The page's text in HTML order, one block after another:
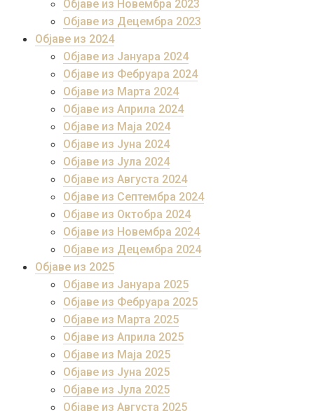
Објаве из Новембра 2023
Објаве из Децембра 2023
Објаве из 2024
Објаве из Јануара 2024
Објаве из Фебруара 2024
Објаве из Марта 2024
Објаве из Априла 2024
Објаве из Маја 2024
Објаве из Јуна 2024
Објаве из Јула 2024
Објаве из Августа 2024
Објаве из Септембра 2024
Објаве из Октобра 2024
Објаве из Новембра 2024
Објаве из Децембра 2024
Објаве из 2025
Објаве из Јануара 2025
Објаве из Фебруара 2025
Објаве из Марта 2025
Објаве из Априла 2025
Објаве из Маја 2025
Објаве из Јуна 2025
Објаве из Јула 2025
Објаве из Августа 2025